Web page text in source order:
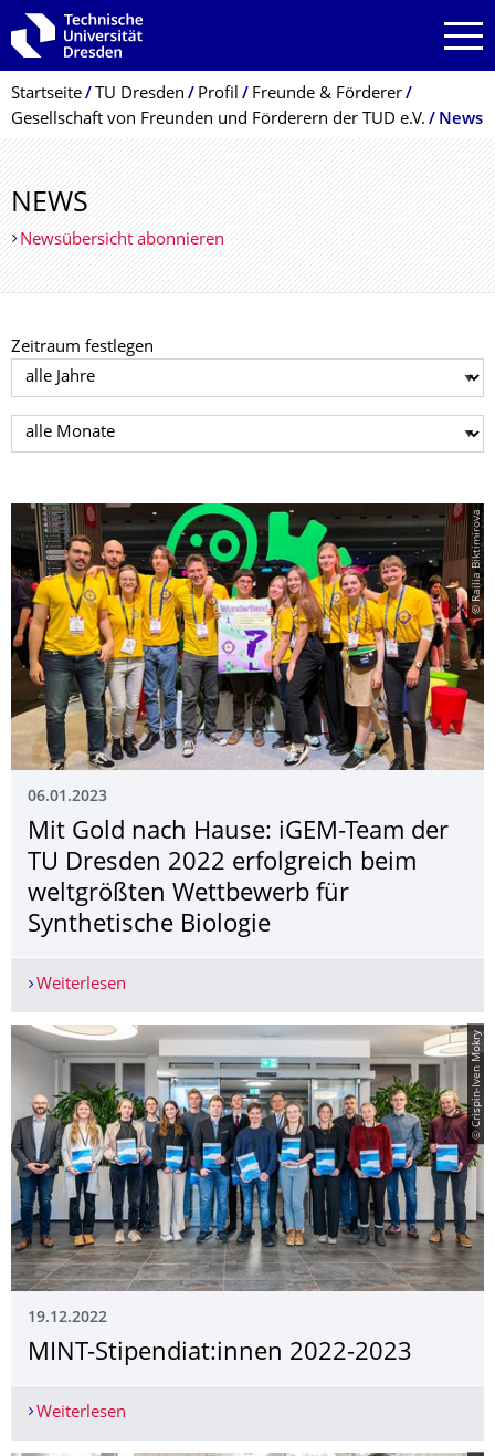
Zur Hauptnavigation springen
Zur Suche springen
Zum Inhalt springen
Breadcrumb-Menü
Startseite TU Dresden Profil
Freunde & Förderer
Gesellschaft von Freunden und Förderern der TUD e.V.
News
NEWS
Newsübersicht abonnieren
Zeitraum festlegen
Jahr auswählen
Monat auswählen
© Railia Biktimirova
06.01.2023
Mit Gold nach Hause: iGEM-Team der
TU Dresden 2022 erfolgreich beim
weltgrößten Wettbewerb für
Synthetische Biologie
Weiterlesen
© Crispin-Iven Mokry
19.12.2022
MINT-Stipendiat:innen 2022-2023
Weiterlesen